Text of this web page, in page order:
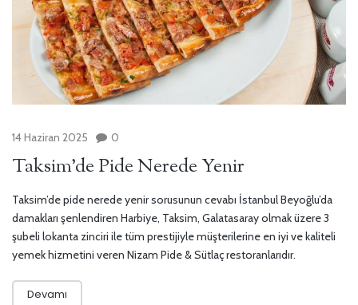
14 Haziran 2025 0
Taksim’de Pide Nerede Yenir
Taksim’de pide nerede yenir sorusunun cevabı İstanbul Beyoğlu’da
damakları şenlendiren Harbiye, Taksim, Galatasaray olmak üzere 3
şubeli lokanta zinciri ile tüm prestijiyle müşterilerine en iyi ve kaliteli
yemek hizmetini veren Nizam Pide & Sütlaç restoranlarıdır.
Devamı